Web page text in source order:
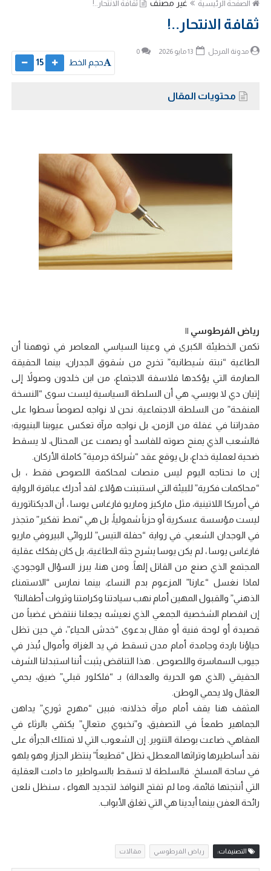
الصفحة الرئيسية غير مصنف ثقافة الانتحار..!
ثقافة الانتحار..!
مدونة المرجل 0
حجم الخط 15
محتويات المقال
رياض الفرطوسي ||
تكمن الخطيئة الكبرى في وعينا السياسي المعاصر في توهمنا أن
الطاغية “نبتة شيطانية” تخرج من شقوق الجدران، بينما الحقيقة
الصارمة التي يؤكدها فلاسفة الاجتماع، من ابن خلدون وصولاً إلى
إتيان دي لا بويسي، هي أن السلطة السياسية ليست سوى “النسخة
المنقحة” من السلطة الاجتماعية. نحن لا نواجه لصوصاً سطوا على
مقدراتنا في غفلة من الزمن، بل نواجه مرآة تعكس عيوبنا البنيوية؛
فالشعب الذي يمنح صوته للفاسد أو يصمت عن المحتال، لا يسقط
ضحية لعملية خداع، بل يوقع عقد “شراكة جرمية” كاملة الأركان.
إن ما نحتاجه اليوم ليس منصات لمحاكمة اللصوص فقط ، بل
“محاكمات فكرية” للبيئة التي استنبتت هؤلاء. لقد أدرك عباقرة الرواية
في أمريكا اللاتينية، مثل ماركيز وماريو فارغاس يوسا ، أن الديكتاتورية
ليست مؤسسة عسكرية أو حزباً شمولياً، بل هي “نمط تفكير” متجذر
في الوجدان الشعبي. في رواية “حفلة التيس” للروائي البيروفي ماريو
فارغاس يوسا ، لم يكن يوسا يشرح جثة الطاغية، بل كان يفكك عقلية
المجتمع الذي صنع من القاتل إلهاً. ومن هنا، يبرز السؤال الوجودي:
لماذا نغسل “عارنا” المزعوم بدم النساء، بينما نمارس “الاستمناء
الذهني” والقبول المهين أمام نهب سيادتنا وكرامتنا وثروات أطفالنا؟
إن انفصام الشخصية الجمعي الذي نعيشه يجعلنا ننتفض غضباً من
قصيدة أو لوحة فنية أو مقال بدعوى “خدش الحياء”، في حين تظل
حياؤنا باردة وجامدة أمام مدن تسقط في يد الغزاة وأموال تُبذر في
جيوب السماسرة واللصوص . هذا التناقض يثبت أننا استبدلنا الشرف
الحقيقي (الذي هو الحرية والعدالة) بـ “فلكلور قبلي” ضيق، يحمي
العقال ولا يحمي الوطن.
المثقف هنا يقف أمام مرآة خذلانه؛ فبين “مهرج ثوري” يداهن
الجماهير طمعاً في التصفيق، و”نخبوي متعالٍ” يكتفي بالرثاء في
المقاهي، ضاعت بوصلة التنوير. إن الشعوب التي لا تمتلك الجرأة على
نقد أساطيرها وتراثها المعطل، تظل “قطيعاً” ينتظر الجزار وهو يلهو
في ساحة المسلخ. فالسلطة لا تسقط بالسواطير ما دامت العقلية
التي أنتجتها قائمة، وما لم تفتح النوافذ لتجديد الهواء ، سنظل نلعن
رائحة العفن بينما أيدينا هي التي تغلق الأبواب.
التصنيفات: رياض الفرطوسي مقالات